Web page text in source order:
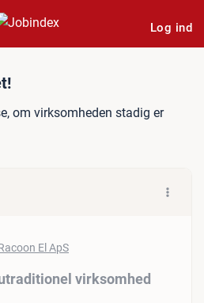
Log ind
Elektriker
om virksomheden stadig er
virksomhed